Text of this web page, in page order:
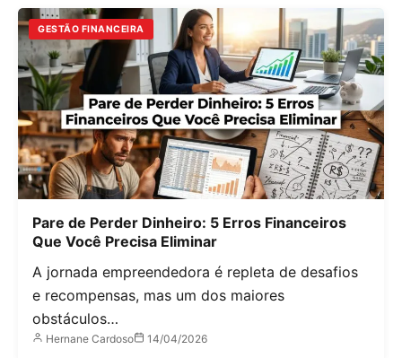
GESTÃO FINANCEIRA
Pare de Perder Dinheiro: 5 Erros Financeiros
Que Você Precisa Eliminar
A jornada empreendedora é repleta de desafios
e recompensas, mas um dos maiores
obstáculos…
Hernane Cardoso 14/04/2026